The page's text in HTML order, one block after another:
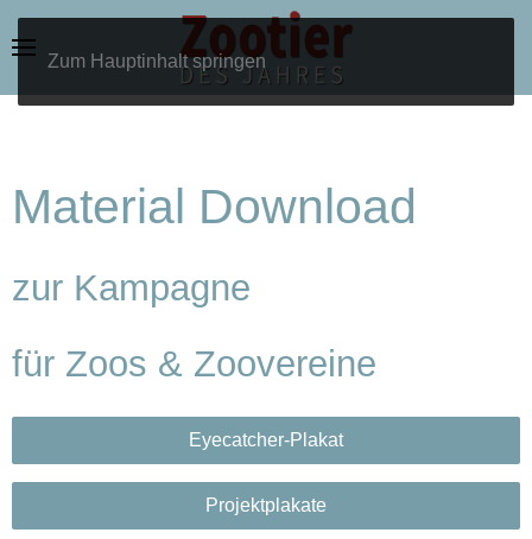
Zum Hauptinhalt springen
Material Download
zur Kampagne
für Zoos & Zoovereine
Eyecatcher-Plakat
Projektplakate